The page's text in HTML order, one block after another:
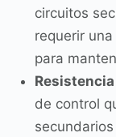
circuitos
requerir
para
de control